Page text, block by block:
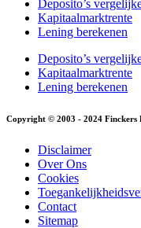
Deposito’s
Kapitaalmarktrente
Lening berekenen
Deposito’s
Kapitaalmarktrente
Lening berekenen
Copyright © 2003 - 2024 Finckers
Disclaimer
Over Ons
Cookies
Contact
Sitemap